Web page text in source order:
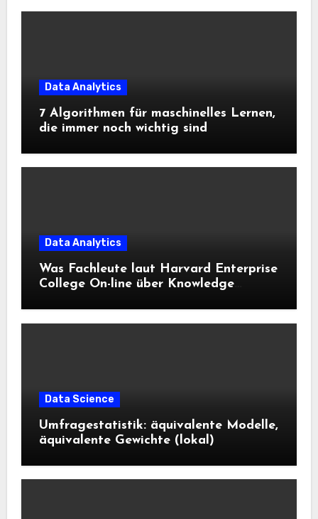
Data Analytics
7 Algorithmen für maschinelles Lernen,
die immer noch wichtig sind
Data Analytics
Was Fachleute laut Harvard Enterprise
College On-line über Knowledge
Data Science
Umfragestatistik: äquivalente Modelle,
äquivalente Gewichte (lokal)